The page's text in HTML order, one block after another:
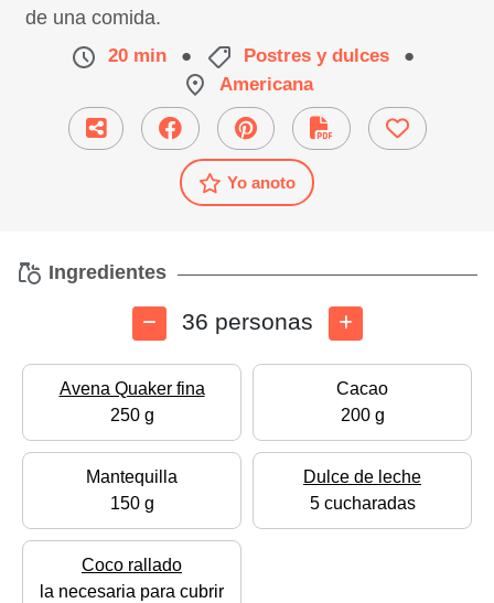
de una comida.
20 min ● Postres y dulces
●
Americana
Yo anoto
Ingredientes
36 personas
Avena Quaker fina
250 g
Cacao
200 g
Mantequilla
150 g
Dulce de leche
5 cucharadas
Coco rallado
la necesaria para cubrir